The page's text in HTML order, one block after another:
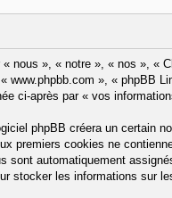
nous », « notre », « nos », «
», « phpBB
ci-après par « vos
phpBB créera un certain
premiers cookies ne
sont automatiquement
stocker les informations sur